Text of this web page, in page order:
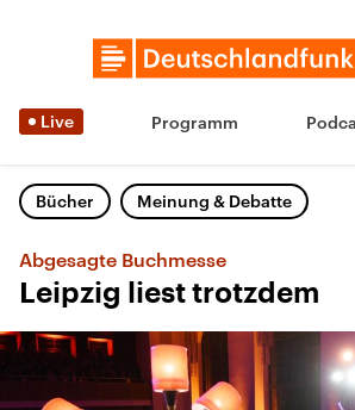
Live Programm
Bücher Meinung & Debatte
Abgesagte Buchmesse
Leipzig liest trotzdem